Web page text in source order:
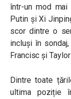
într-un mod
Putin și Xi
scor dintre o
incluși în
Francisc și
Dintre toate
ultima poziție